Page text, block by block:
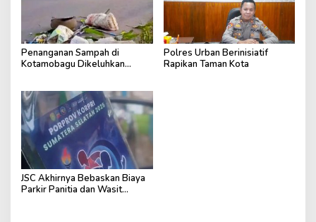
Penanganan Sampah di
Kotamobagu Dikeluhkan
Polres Urban Berinisiatif
Rapikan Taman Kota
JSC Akhirnya Bebaskan Biaya
Parkir Panitia dan Wasit